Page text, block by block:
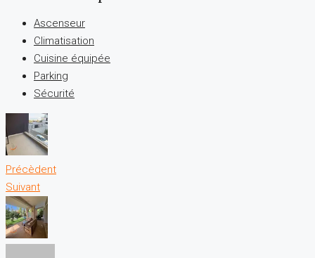
Ascenseur
Climatisation
Cuisine équipée
Parking
Sécurité
Précèdent
Suivant